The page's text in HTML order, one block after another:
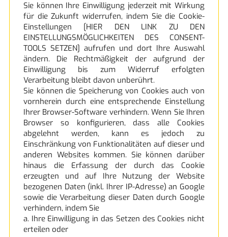
Sie können Ihre Einwilligung jederzeit mit Wirkung
für die Zukunft widerrufen, indem Sie die Cookie-
Einstellungen [HIER DEN LINK ZU DEN
EINSTELLUNGSMÖGLICHKEITEN DES CONSENT-
TOOLS SETZEN] aufrufen und dort Ihre Auswahl
ändern. Die Rechtmäßigkeit der aufgrund der
Einwilligung bis zum Widerruf erfolgten
Verarbeitung bleibt davon unberührt.
Sie können die Speicherung von Cookies auch von
vornherein durch eine entsprechende Einstellung
Ihrer Browser-Software verhindern. Wenn Sie Ihren
Browser so konfigurieren, dass alle Cookies
abgelehnt werden, kann es jedoch zu
Einschränkung von Funktionalitäten auf dieser und
anderen Websites kommen. Sie können darüber
hinaus die Erfassung der durch das Cookie
erzeugten und auf Ihre Nutzung der Website
bezogenen Daten (inkl. Ihrer IP-Adresse) an Google
sowie die Verarbeitung dieser Daten durch Google
verhindern, indem Sie
a. Ihre Einwilligung in das Setzen des Cookies nicht
erteilen oder